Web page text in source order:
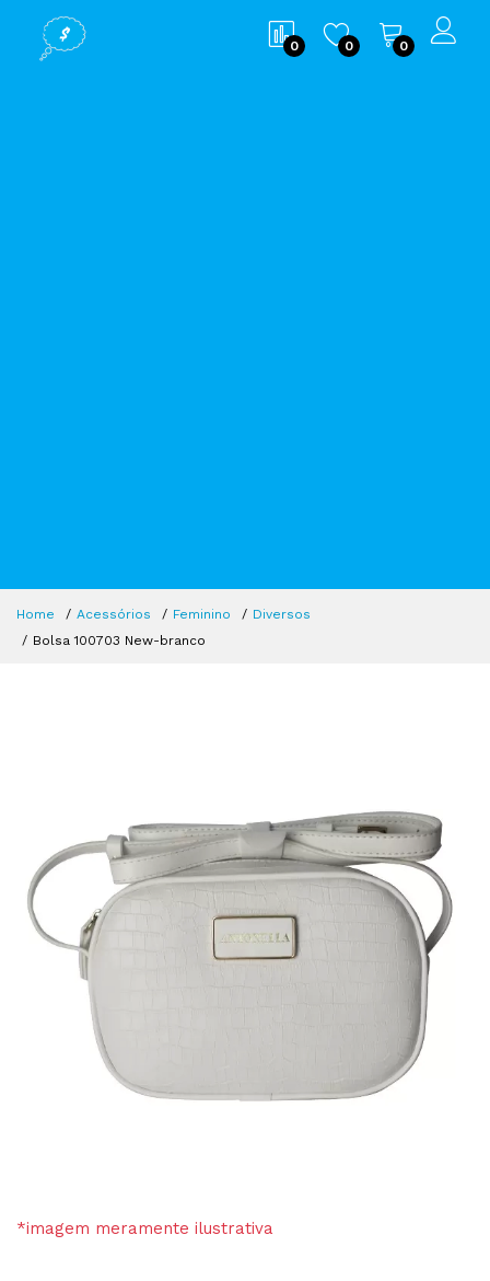
0 0 0
Home Acessórios Feminino
Diversos
Bolsa 100703 New-branco
*imagem meramente ilustrativa